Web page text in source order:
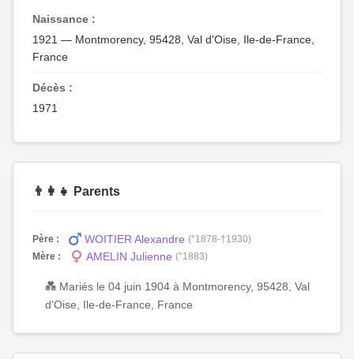
Naissance :
1921 — Montmorency, 95428, Val d'Oise, Ile-de-France,
France
Décès :
1971
👨‍👩‍👧 Parents
Père : WOITIER Alexandre (°1878-†1930)
Mère :
AMELIN Julienne (°1883)
💑 Mariés le 04 juin 1904 à Montmorency, 95428, Val
d'Oise, Ile-de-France, France